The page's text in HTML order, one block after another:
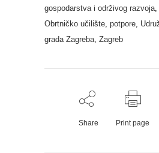
gospodarstva i održivog razvoja,
Obrtničko učilište, potpore,
grada Zagreba, Zagreb
Share Print page